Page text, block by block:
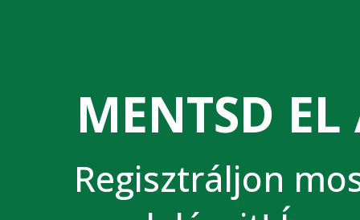
MENTSD
Regisztráljon